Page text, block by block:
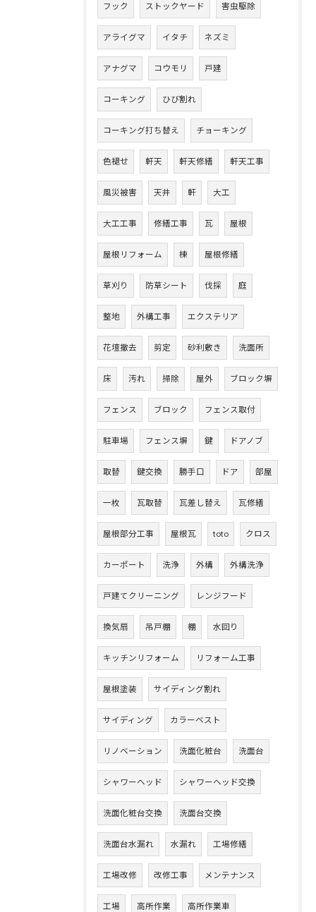
フック ストックヤード 害虫駆除
アライグマ イタチ ネズミ
アナグマ コウモリ 戸建
コーキング ひび割れ
コーキング打ち替え チョーキング
色褪せ 軒天 軒天修繕 軒天工事
風災被害 天井 軒 大工
大工工事 修繕工事 瓦 屋根
屋根リフォーム 棟 屋根修繕
草刈り 防草シート 伐採 庭
整地 外構工事 エクステリア
花壇撤去 剪定 砂利敷き 洗面所
床 汚れ 掃除 屋外 ブロック塀
フェンス ブロック フェンス取付
駐車場 フェンス塀 鍵 ドアノブ
取替 鍵交換 勝手口 ドア 部屋
一枚 瓦取替 瓦差し替え 瓦修繕
屋根部分工事 屋根瓦 toto クロス
カーポート 洗浄 外構 外構洗浄
戸建てクリーニング レンジフード
換気扇 吊戸棚 棚 水回り
キッチンリフォーム リフォーム工事
屋根塗装 サイディング割れ
サイディング カラーベスト
リノベーション 洗面化粧台 洗面台
シャワーヘッド シャワーヘッド交換
洗面化粧台交換 洗面台交換
洗面台水漏れ 水漏れ 工場修繕
工場改修 改修工事 メンテナンス
工場 高所作業 高所作業車